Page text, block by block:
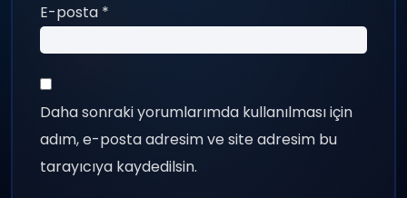
E-posta *
Daha sonraki yorumlarımda kullanılması için
adım, e-posta adresim ve site adresim bu
tarayıcıya kaydedilsin.